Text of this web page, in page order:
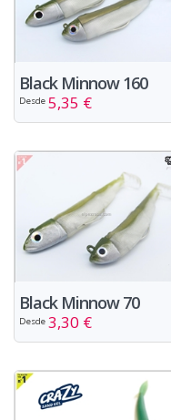
Black Minnow 160
Desde 5,35 €
Black Minnow 70
Desde 3,30 €